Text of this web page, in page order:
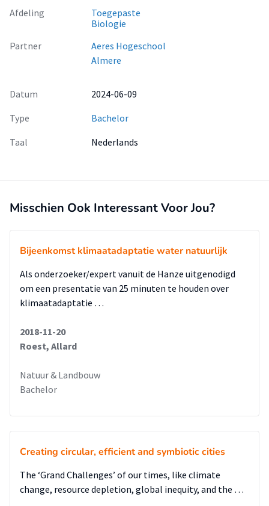
Afdeling
Toegepaste
Biologie
Partner
Aeres Hogeschool
Almere
Datum
2024-06-09
Type
Bachelor
Taal
Nederlands
Misschien Ook Interessant Voor Jou?
Bijeenkomst klimaatadaptatie water natuurlijk
Als onderzoeker/expert vanuit de Hanze uitgenodigd
om een presentatie van 25 minuten te houden over
klimaatadaptatie …
2018-11-20
Roest, Allard
Natuur & Landbouw
Bachelor
Creating circular, efficient and symbiotic cities
The ‘Grand Challenges’ of our times, like climate
change, resource depletion, global inequity, and the …